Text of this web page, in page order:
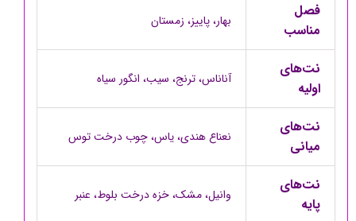
فصل
مناسب
بهار، پاییز، زمستان
نت‌های
اولیه
آناناس، ترنج، سیب، انگور سیاه
نت‌های
میانی
نعناع هندی، یاس، چوب درخت توس
نت‌های
پایه
وانیل، مشک، خزه درخت بلوط، عنبر